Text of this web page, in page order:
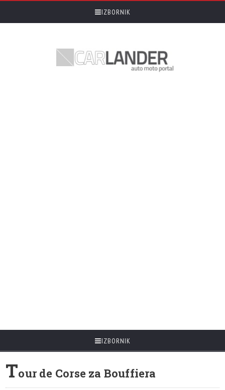
IZBORNIK
IZBORNIK
Tour de Corse za Bouffiera